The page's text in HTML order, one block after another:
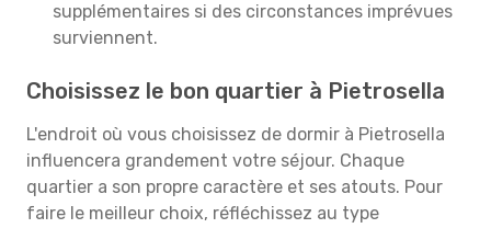
supplémentaires si des circonstances imprévues
surviennent.
Choisissez le bon quartier à Pietrosella
L'endroit où vous choisissez de dormir à Pietrosella
influencera grandement votre séjour. Chaque
quartier a son propre caractère et ses atouts. Pour
faire le meilleur choix, réfléchissez au type